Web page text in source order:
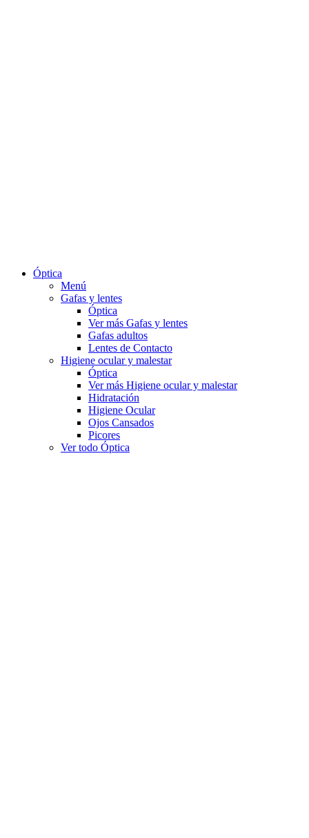
Óptica
Menú
Gafas y lentes
Óptica
Ver más Gafas y lentes
Gafas adultos
Lentes de Contacto
Higiene ocular y malestar
Óptica
Ver más Higiene ocular y malestar
Hidratación
Higiene Ocular
Ojos Cansados
Picores
Ver todo Óptica